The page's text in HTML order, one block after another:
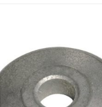
Dodaj
na
listu
želja